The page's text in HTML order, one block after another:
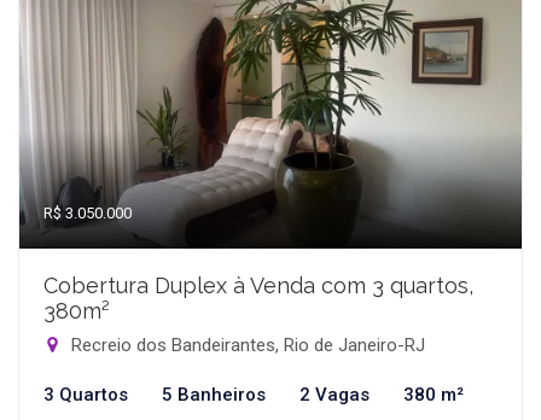
R$ 3.050.000
Cobertura Duplex à Venda com 3 quartos,
380m²
Recreio dos Bandeirantes, Rio de Janeiro-RJ
3 Quartos 5 Banheiros 2 Vagas 380 m²